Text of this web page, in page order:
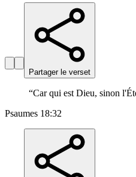
Partager le verset
“Car qui est Dieu, sinon
Psaumes 18:32